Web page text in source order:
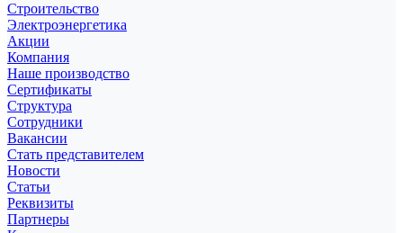
Строительство
Электроэнергетика
Акции
Компания
Наше производство
Сертификаты
Структура
Сотрудники
Вакансии
Стать представителем
Новости
Статьи
Реквизиты
Партнеры